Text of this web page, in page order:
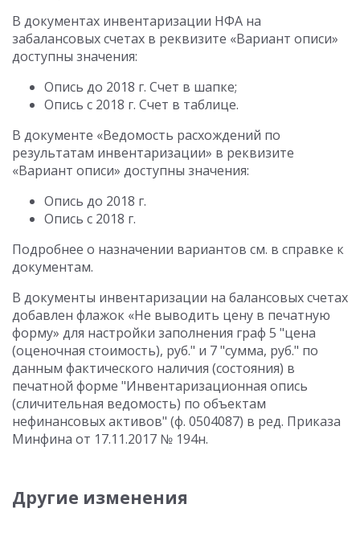
В документах инвентаризации НФА на
забалансовых счетах в реквизите «Вариант описи»
доступны значения:
Опись до 2018 г. Счет в шапке;
Опись с 2018 г. Счет в таблице.
В документе «Ведомость расхождений по
результатам инвентаризации» в реквизите
«Вариант описи» доступны значения:
Опись до 2018 г.
Опись с 2018 г.
Подробнее о назначении вариантов см. в справке к
документам.
В документы инвентаризации на балансовых счетах
добавлен флажок «Не выводить цену в печатную
форму» для настройки заполнения граф 5 "цена
(оценочная стоимость), руб." и 7 "сумма, руб." по
данным фактического наличия (состояния) в
печатной форме "Инвентаризационная опись
(сличительная ведомость) по объектам
нефинансовых активов" (ф. 0504087) в ред. Приказа
Минфина от 17.11.2017 № 194н.
Другие изменения